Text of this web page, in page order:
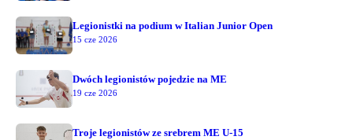
Legionistki na podium w Italian Junior Open
15 cze 2026
Dwóch legionistów pojedzie na ME
19 cze 2026
Troje legionistów ze srebrem ME U-15